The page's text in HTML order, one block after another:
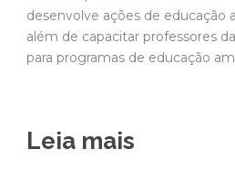
desenvolve ações de educação
além de capacitar professores
para programas de educação
Leia mais